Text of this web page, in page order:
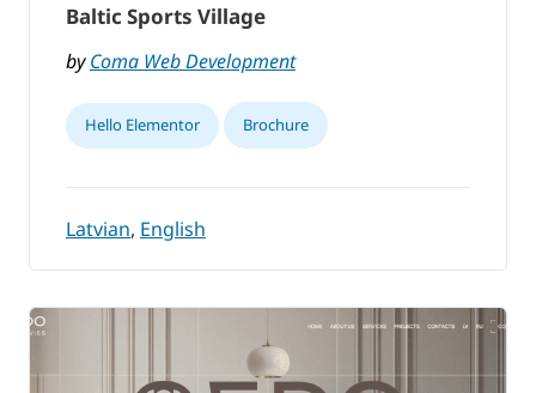
Baltic Sports Village
byComa Web Development
Hello Elementor Brochure
Latvian, English